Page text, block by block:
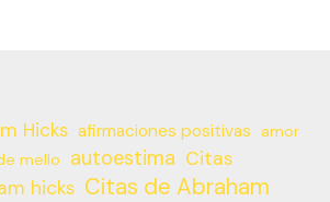
Hicks afirmaciones positivas
amor
mello
autoestima Citas
hicks Citas de Abraham